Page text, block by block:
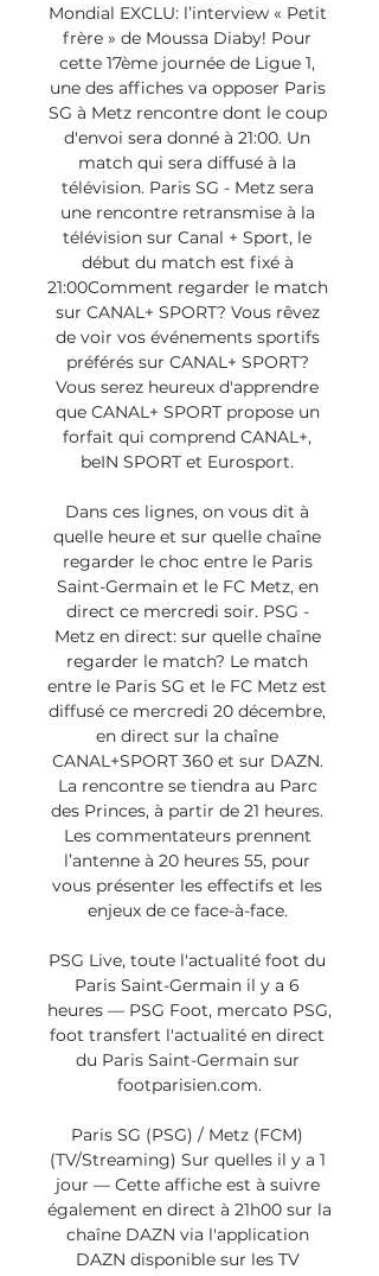
Mondial EXCLU: l’interview « Petit
frère » de Moussa Diaby! Pour
cette 17ème journée de Ligue 1,
une des affiches va opposer Paris
SG à Metz rencontre dont le coup
d'envoi sera donné à 21:00. Un
match qui sera diffusé à la
télévision. Paris SG - Metz sera
une rencontre retransmise à la
télévision sur Canal + Sport, le
début du match est fixé à
21:00Comment regarder le match
sur CANAL+ SPORT? Vous rêvez
de voir vos événements sportifs
préférés sur CANAL+ SPORT?
Vous serez heureux d'apprendre
que CANAL+ SPORT propose un
forfait qui comprend CANAL+,
beIN SPORT et Eurosport.
Dans ces lignes, on vous dit à
quelle heure et sur quelle chaîne
regarder le choc entre le Paris
Saint-Germain et le FC Metz, en
direct ce mercredi soir. PSG -
Metz en direct: sur quelle chaîne
regarder le match? Le match
entre le Paris SG et le FC Metz est
diffusé ce mercredi 20 décembre,
en direct sur la chaîne
CANAL+SPORT 360 et sur DAZN.
La rencontre se tiendra au Parc
des Princes, à partir de 21 heures.
Les commentateurs prennent
l’antenne à 20 heures 55, pour
vous présenter les effectifs et les
enjeux de ce face-à-face.
PSG Live, toute l'actualité foot du
Paris Saint-Germain il y a 6
heures — PSG Foot, mercato PSG,
foot transfert l'actualité en direct
du Paris Saint-Germain sur
footparisien.com.
Paris SG (PSG) / Metz (FCM)
(TV/Streaming) Sur quelles il y a 1
jour — Cette affiche est à suivre
également en direct à 21h00 sur la
chaîne DAZN via l'application
DAZN disponible sur les TV